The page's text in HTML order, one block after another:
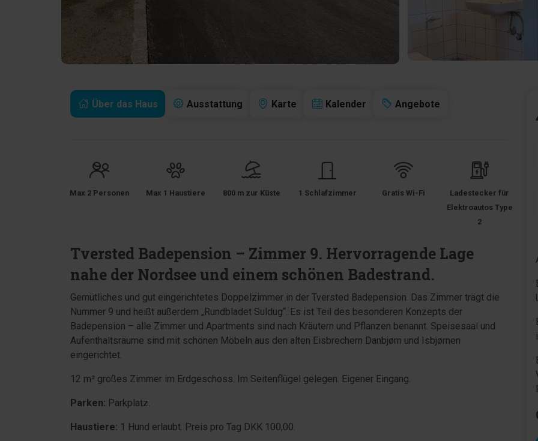
Über das Haus Ausstattung Karte Kalender Angebote
Max 2 Personen Max 1 Haustiere 800 m zur Küste 1 Schlafzimmer Gratis Wi-Fi
Ladestecker für
Elektroautos Type
2
Tversted Badepension – Zimmer 9. Hervorragende Lage
nahe der Nordsee und einem schönen Badestrand.
Gemütliches und gut eingerichtetes Doppelzimmer in der Tversted Badepension. Das Zimmer trägt die
Nummer 9 und heißt außerdem „Rundbladet Suldug“. Es ist Teil des besonderen Konzepts der
Badepension – alle Zimmer und Apartments sind nach Kräutern und Pflanzen benannt. Speisesaal und
Aufenthaltsräume sind mit schönen Möbeln aus den alten Eisbrechern Danbjørn und Isbjørnen
eingerichtet.
12 m² großes Zimmer im Erdgeschoss. Im Seitenflügel gelegen. Eigener Eingang.
Parken: Parkplatz.
Haustiere: 1 Hund erlaubt. Preis pro Tag DKK 100,00.